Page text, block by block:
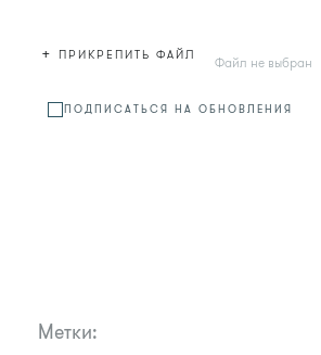
+ ПРИКРЕПИТЬ ФАЙЛ Файл не выбран
ПОДПИСАТЬСЯ НА ОБНОВЛЕНИЯ
Метки: